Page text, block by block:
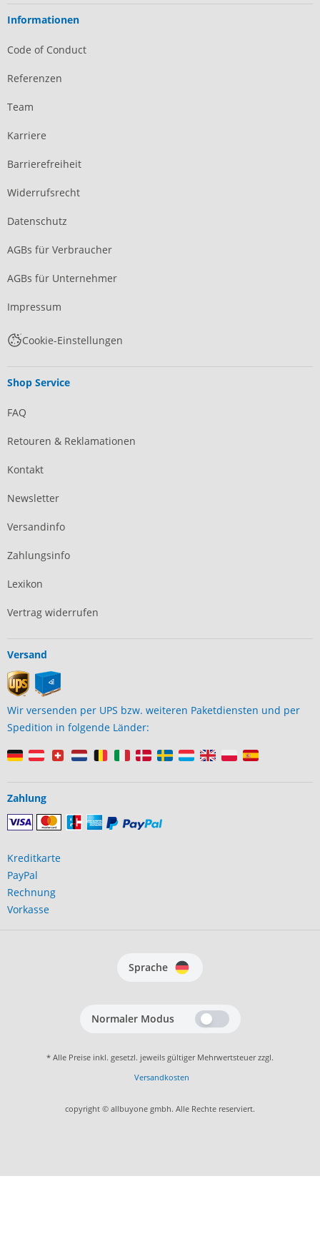
Informationen
Code of Conduct
Referenzen
Team
Karriere
Barrierefreiheit
Widerrufsrecht
Datenschutz
AGBs für Verbraucher
AGBs für Unternehmer
Impressum
Cookie-Einstellungen
Shop Service
FAQ
Retouren & Reklamationen
Kontakt
Newsletter
Versandinfo
Zahlungsinfo
Lexikon
Vertrag widerrufen
Versand
Wir versenden per UPS bzw. weiteren Paketdiensten und per
Spedition in folgende Länder:
Zahlung
Kreditkarte
PayPal
Rechnung
Vorkasse
Sprache
Normaler Modus
* Alle Preise inkl. gesetzl. jeweils gültiger Mehrwertsteuer zzgl.
Versandkosten
copyright © allbuyone gmbh. Alle Rechte reserviert.